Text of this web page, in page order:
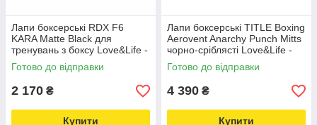
Лапи боксерські RDX F6
KARA Matte Black для
тренувань з боксу Love&Life -
online-multimarket-
Готово до відправки
2 170 ₴
Купити
Лапи боксерські TITLE Boxing
Aerovent Anarchy Punch Mitts
чорно-сріблясті Love&Life -
online-multimarket-
Готово до відправки
4 390 ₴
Купити